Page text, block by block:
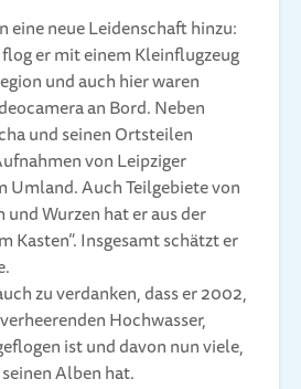
eine neue Leidenschaft hinzu:
er mit einem Kleinflugzeug
und auch hier waren
an Bord. Neben
und seinen Ortsteilen
von Leipziger
Umland. Auch Teilgebiete von
Wurzen hat er aus der
Kasten”. Insgesamt schätzt er
zu verdanken, dass er 2002,
Hochwasser,
ist und davon nun viele,
Alben hat.